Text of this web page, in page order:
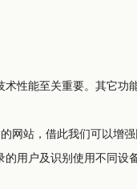
术性能至关重要。其它
的网站，借此我们可以
用户及识别使用不同设